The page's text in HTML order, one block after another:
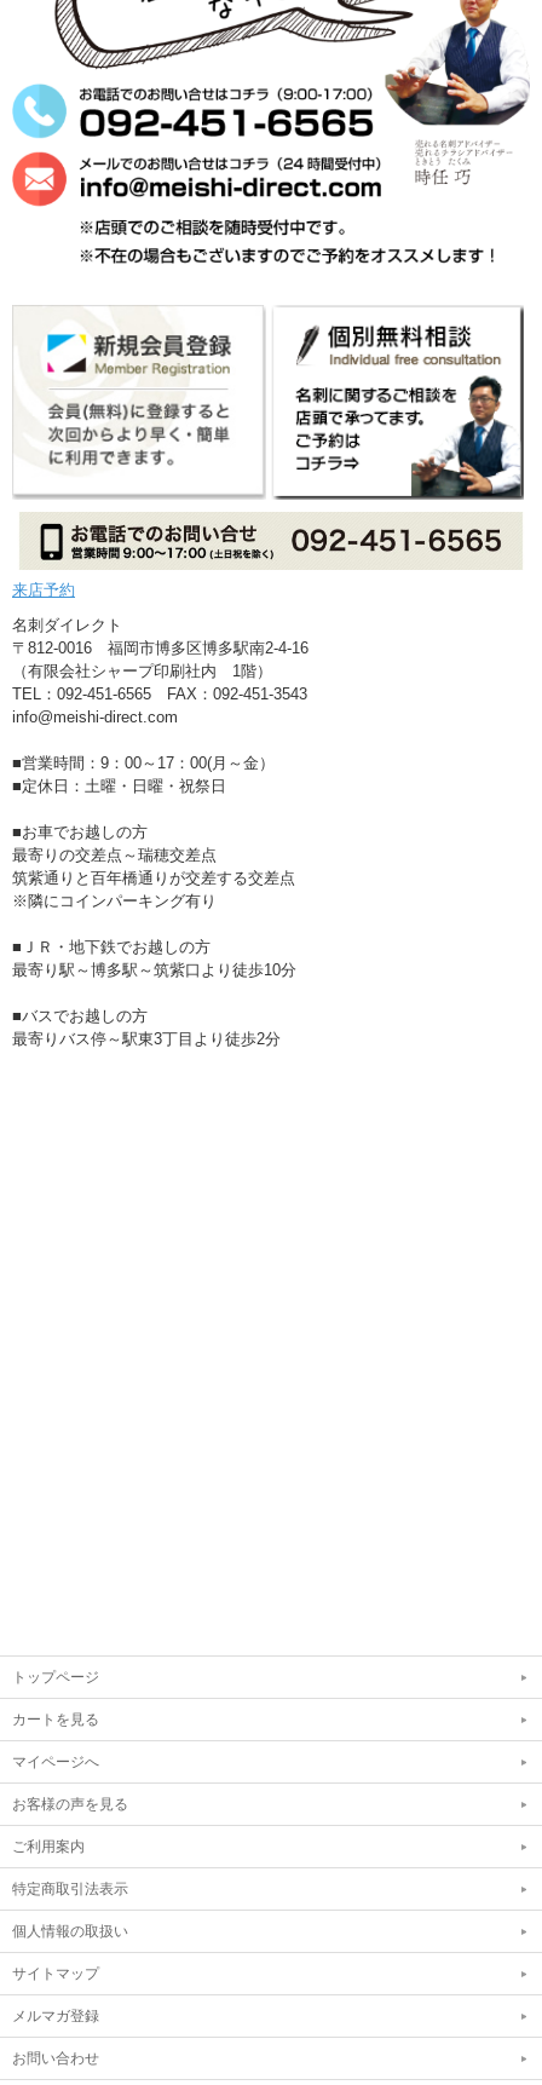
来店予約
名刺ダイレクト
〒812-0016 福岡市博多区博多駅南2-4-16
（有限会社シャープ印刷社内 1階）
TEL：092-451-6565 FAX：092-451-3543
info@meishi-direct.com
■営業時間：9：00～17：00(月～金）
■定休日：土曜・日曜・祝祭日
■お車でお越しの方
最寄りの交差点～瑞穂交差点
筑紫通りと百年橋通りが交差する交差点
※隣にコインパーキング有り
■ＪＲ・地下鉄でお越しの方
最寄り駅～博多駅～筑紫口より徒歩10分
■バスでお越しの方
最寄りバス停～駅東3丁目より徒歩2分
トップページ
カートを見る
マイページへ
お客様の声を見る
ご利用案内
特定商取引法表示
個人情報の取扱い
サイトマップ
メルマガ登録
お問い合わせ